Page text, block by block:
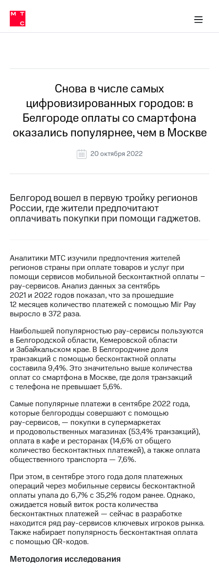
Медиа-центр
и акционерам
Устойчивое развитие
Комплаенс и деловая этика
компании
Карьера
История
компании
Руководство
региона
информация
Медиа-центр
Пресс-
релизы
Достижения
Интервью
Финансовая
отчетность
Контакты
Новости
в
регионе
и акционерам
Корпоративное
управление
Корпоративный
секретарь
Раскрытие
информации
Информация
Документы
ПАО
"МТС"
Собрания
акционеров
Личный
кабинет
акционера
капитал
в МТС
Пресс-
релизы
МТС
о технологиях
Снова в числе самых
цифровизированных городов: в
Белгороде оплаты со смартфона
оказались популярнее, чем в Москве
20 октября 2022
Белгород вошел в первую тройку регионов
России, где жители предпочитают
оплачивать покупки при помощи гаджетов.
Аналитики МТС изучили предпочтения жителей
регионов страны при оплате товаров и услуг при
помощи сервисов мобильной бесконтактной оплаты −
pay-сервисов. Анализ данных за сентябрь
2021 и 2022 годов показал, что за прошедшие
12 месяцев количество платежей с помощью Mir Pay
выросло в 372 раза.
Наибольшей популярностью pay-сервисы пользуются
в Белгородской области, Кемеровской области
и Забайкальском крае. В Белгородчине доля
транзакций с помощью бесконтактной оплаты
составила 9,4%. Это значительно выше количества
оплат со смартфона в Москве, где доля транзакций
с телефона не превышает 5,6%.
Самые популярные платежи в сентябре 2022 года,
которые белгородцы совершают с помощью
pay-сервисов, — покупки в супермаркетах
и продовольственных магазинах (53,4% транзакций),
оплата в кафе и ресторанах (14,6% от общего
количество бесконтактных платежей), а также оплата
общественного транспорта — 7,6%.
При этом, в сентябре этого года доля платежных
операций через мобильные сервисы бесконтактной
оплаты упала до 6,7% с 35,2% годом ранее. Однако,
ожидается новый виток роста количества
бесконтактных платежей — сейчас в разработке
находится ряд pay-сервисов ключевых игроков рынка.
Также набирает популярность бесконтактная оплата
с помощьюQR-кодов.
Методология исследования